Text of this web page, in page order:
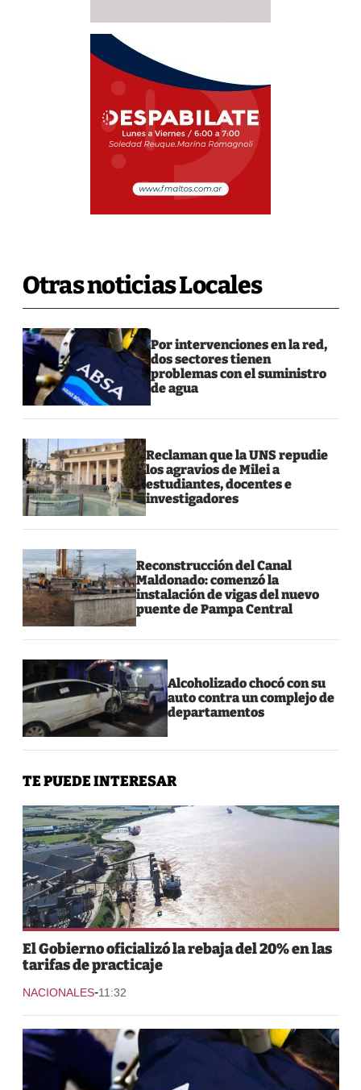
Otras noticias Locales
Por intervenciones en la red,
dos sectores tienen
problemas con el suministro
de agua
Reclaman que la UNS repudie
los agravios de Milei a
estudiantes, docentes e
investigadores
Reconstrucción del Canal
Maldonado: comenzó la
instalación de vigas del nuevo
puente de Pampa Central
Alcoholizado chocó con su
auto contra un complejo de
departamentos
TE PUEDE INTERESAR
El Gobierno oficializó la rebaja del 20% en las
tarifas de practicaje
NACIONALES-11:32